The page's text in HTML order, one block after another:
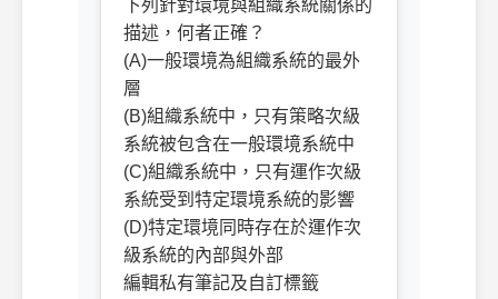
下列針對環境與組織系統關係的
描述，何者正確？
(A)一般環境為組織系統的最外
層
(B)組織系統中，只有策略次級
系統被包含在一般環境系統中
(C)組織系統中，只有運作次級
系統受到特定環境系統的影響
(D)特定環境同時存在於運作次
級系統的內部與外部
編輯私有筆記及自訂標籤